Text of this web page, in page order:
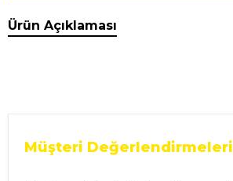
Ürün Açıklaması
Müşteri Değerlendirmeleri